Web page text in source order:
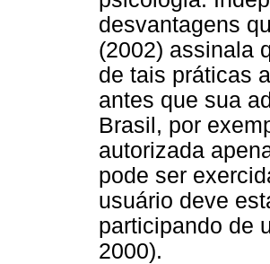
desvantagens
(2002) assinala
de tais práticas
antes que sua
Brasil, por
autorizada
pode ser
usuário deve
participando de
2000).